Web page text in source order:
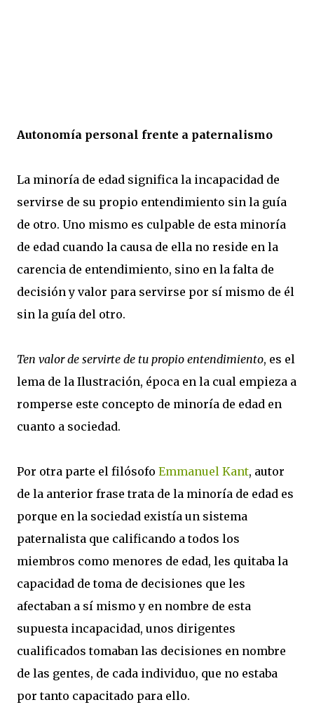
Autonomía personal frente a paternalismo
La minoría de edad significa la incapacidad de
servirse de su propio entendimiento sin la guía
de otro. Uno mismo es culpable de esta minoría
de edad cuando la causa de ella no reside en la
carencia de entendimiento, sino en la falta de
decisión y valor para servirse por sí mismo de él
sin la guía del otro.
Ten valor de servirte de tu propio entendimiento, es el
lema de la Ilustración, época en la cual empieza a
romperse este concepto de minoría de edad en
cuanto a sociedad.
Por otra parte el filósofo Emmanuel Kant, autor
de la anterior frase trata de la minoría de edad es
porque en la sociedad existía un sistema
paternalista que calificando a todos los
miembros como menores de edad, les quitaba la
capacidad de toma de decisiones que les
afectaban a sí mismo y en nombre de esta
supuesta incapacidad, unos dirigentes
cualificados tomaban las decisiones en nombre
de las gentes, de cada individuo, que no estaba
por tanto capacitado para ello.